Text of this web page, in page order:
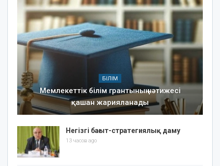
БІЛІМ
Мемлекеттік білім грантының нәтижесі
қашан жарияланады
Негізгі бағыт-стратегиялық даму
13 часов ago